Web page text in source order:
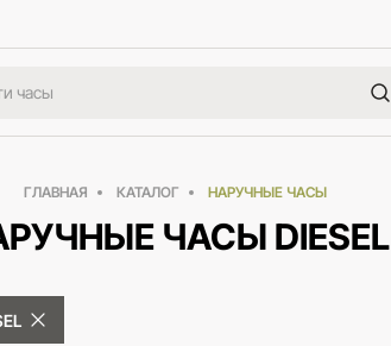
ГЛАВНАЯ КАТАЛОГ НАРУЧНЫЕ ЧАСЫ
ЧАСЫ DIESEL